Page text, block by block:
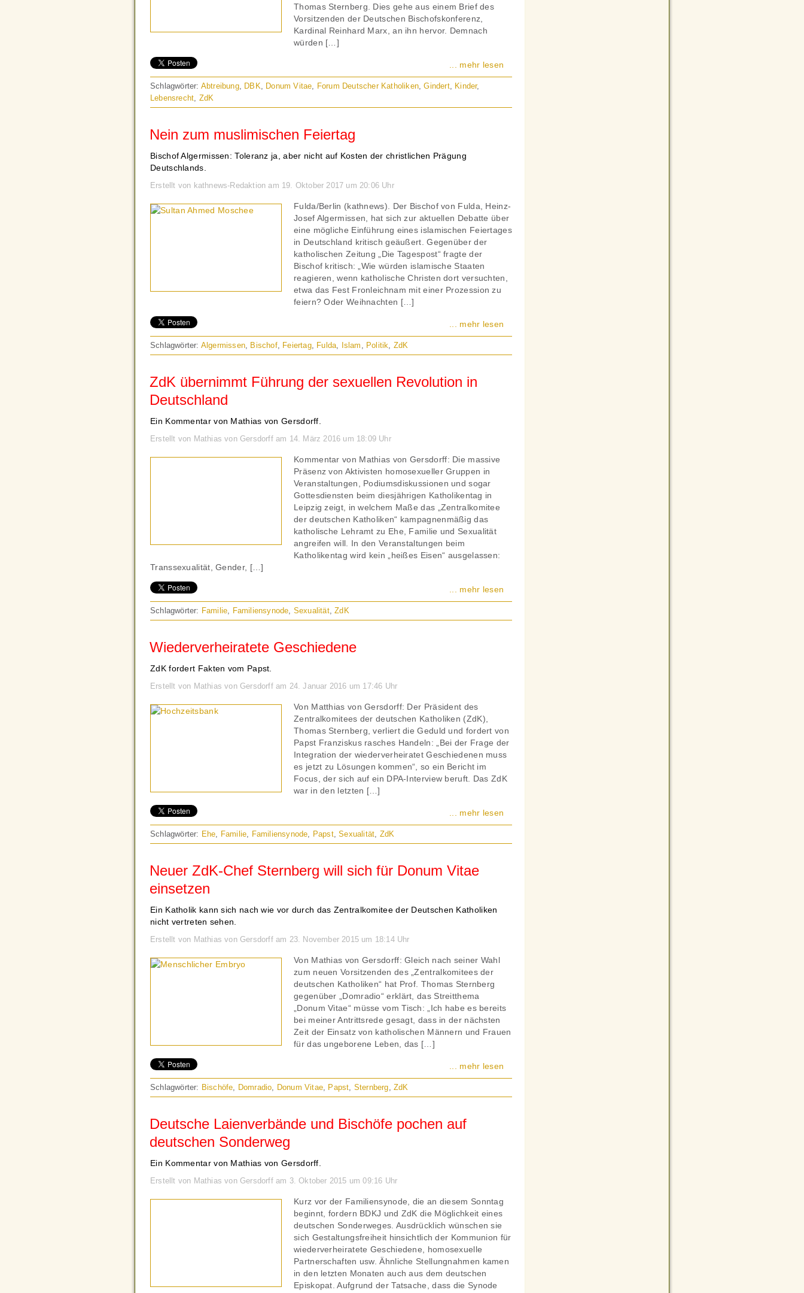
Thomas Sternberg. Dies gehe aus einem Brief des
Vorsitzenden der Deutschen Bischofskonferenz,
Kardinal Reinhard Marx, an ihn hervor. Demnach
würden […]
... mehr lesen
Schlagwörter: Abtreibung, DBK, Donum Vitae, Forum Deutscher Katholiken,Gindert, Kinder,
Lebensrecht, ZdK
Nein zum muslimischen Feiertag
Bischof Algermissen: Toleranz ja, aber nicht auf Kosten der christlichen Prägung
Deutschlands.
Erstellt von kathnews-Redaktion am 19. Oktober 2017 um 20:06 Uhr
Fulda/Berlin (kathnews). Der Bischof von Fulda, Heinz-
Josef Algermissen, hat sich zur aktuellen Debatte über
eine mögliche Einführung eines islamischen Feiertages
in Deutschland kritisch geäußert. Gegenüber der
katholischen Zeitung „Die Tagespost“ fragte der
Bischof kritisch: „Wie würden islamische Staaten
reagieren, wenn katholische Christen dort versuchten,
etwa das Fest Fronleichnam mit einer Prozession zu
feiern? Oder Weihnachten […]
... mehr lesen
Schlagwörter: Algermissen, Bischof, Feiertag, Fulda, Islam , Politik, ZdK
ZdK übernimmt Führung der sexuellen Revolution in
Deutschland
Ein Kommentar von Mathias von Gersdorff.
Erstellt von Mathias von Gersdorff am 14. März 2016 um 18:09 Uhr
Kommentar von Mathias von Gersdorff: Die massive
Präsenz von Aktivisten homosexueller Gruppen in
Veranstaltungen, Podiumsdiskussionen und sogar
Gottesdiensten beim diesjährigen Katholikentag in
Leipzig zeigt, in welchem Maße das „Zentralkomitee
der deutschen Katholiken“ kampagnenmäßig das
katholische Lehramt zu Ehe, Familie und Sexualität
angreifen will. In den Veranstaltungen beim
Katholikentag wird kein „heißes Eisen“ ausgelassen:
Transsexualität, Gender, […]
... mehr lesen
Schlagwörter: Familie, Familiensynode, Sexualität,ZdK
Wiederverheiratete Geschiedene
ZdK fordert Fakten vom Papst.
Erstellt von Mathias von Gersdorff am 24. Januar 2016 um 17:46 Uhr
Von Matthias von Gersdorff: Der Präsident des
Zentralkomitees der deutschen Katholiken (ZdK),
Thomas Sternberg, verliert die Geduld und fordert von
Papst Franziskus rasches Handeln: „Bei der Frage der
Integration der wiederverheiratet Geschiedenen muss
es jetzt zu Lösungen kommen“, so ein Bericht im
Focus, der sich auf ein DPA-Interview beruft. Das ZdK
war in den letzten […]
... mehr lesen
Schlagwörter: Ehe, Familie, Familiensynode, Papst,Sexualität, ZdK
Neuer ZdK-Chef Sternberg will sich für Donum Vitae
einsetzen
Ein Katholik kann sich nach wie vor durch das Zentralkomitee der Deutschen Katholiken
nicht vertreten sehen.
Erstellt von Mathias von Gersdorff am 23. November 2015 um 18:14 Uhr
Von Mathias von Gersdorff: Gleich nach seiner Wahl
zum neuen Vorsitzenden des „Zentralkomitees der
deutschen Katholiken“ hat Prof. Thomas Sternberg
gegenüber „Domradio“ erklärt, das Streitthema
„Donum Vitae“ müsse vom Tisch: „Ich habe es bereits
bei meiner Antrittsrede gesagt, dass in der nächsten
Zeit der Einsatz von katholischen Männern und Frauen
für das ungeborene Leben, das […]
... mehr lesen
Schlagwörter: Bischöfe, Domradio, Donum Vitae, Papst, Sternberg,ZdK
Deutsche Laienverbände und Bischöfe pochen auf
deutschen Sonderweg
Ein Kommentar von Mathias von Gersdorff.
Erstellt von Mathias von Gersdorff am 3. Oktober 2015 um 09:16 Uhr
Kurz vor der Familiensynode, die an diesem Sonntag
beginnt, fordern BDKJ und ZdK die Möglichkeit eines
deutschen Sonderweges. Ausdrücklich wünschen sie
sich Gestaltungsfreiheit hinsichtlich der Kommunion für
wiederverheiratete Geschiedene, homosexuelle
Partnerschaften usw. Ähnliche Stellungnahmen kamen
in den letzten Monaten auch aus dem deutschen
Episkopat. Aufgrund der Tatsache, dass die Synode